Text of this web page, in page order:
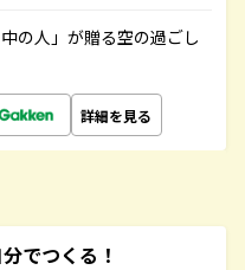
の人」が贈る空の過ごし
詳細を見る
でつくる！